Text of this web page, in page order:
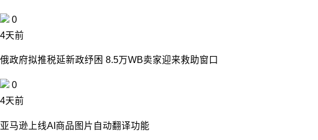
0
4天前
俄政府拟推税延新政纾困 8.5万WB卖家迎来救助窗口
0
4天前
亚马逊上线AI商品图片自动翻译功能